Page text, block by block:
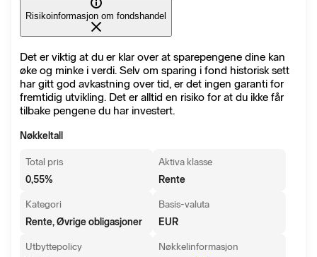
Risikoinformasjon om fondshandel
Det er viktig at du er klar over at sparepengene dine kan
øke og minke i verdi. Selv om sparing i fond historisk sett
har gitt god avkastning over tid, er det ingen garanti for
fremtidig utvikling. Det er alltid en risiko for at du ikke får
tilbake pengene du har investert.
Nøkkeltall
Total pris
0,55%
Aktiva klasse
Rente
Kategori
Rente, Øvrige obligasjoner
Basis-valuta
EUR
Utbyttepolicy
Nøkkelinformasjon